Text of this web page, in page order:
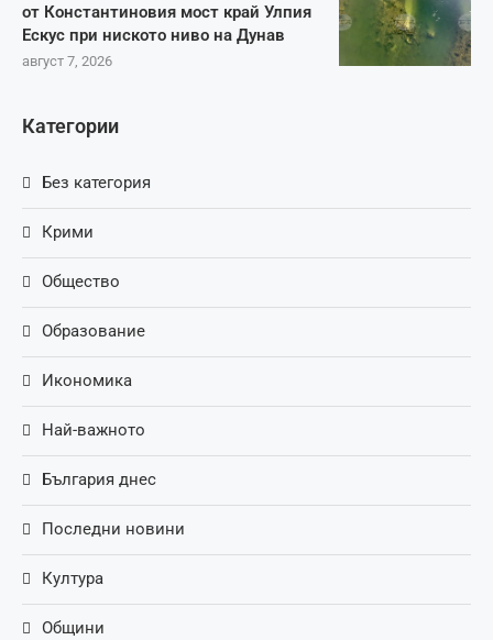
от Константиновия мост край Улпия
Ескус при ниското ниво на Дунав
август 7, 2026
Категории
Без категория
Крими
Общество
Образование
Икономика
Най-важното
България днес
Последни новини
Култура
Общини